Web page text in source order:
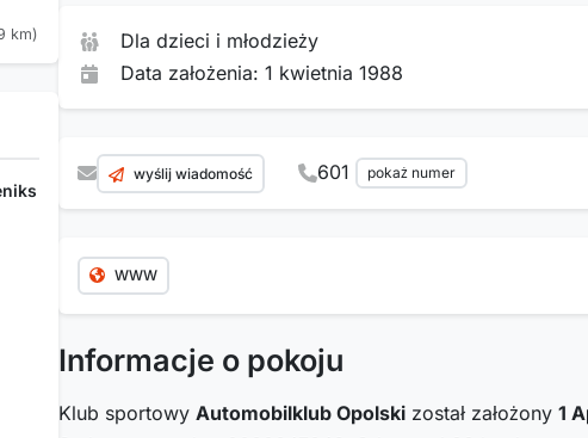
Dla dzieci i młodzieży
Data założenia: 1 kwietnia 1988
wyślij wiadomość 601 pokaż numer
WWW
Informacje o pokoju
Klub sportowy Automobilklub Opolski został założony 1
km)